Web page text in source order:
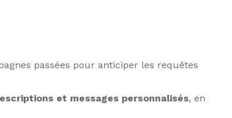
passées pour anticiper les requêtes
et messages personnalisés, en